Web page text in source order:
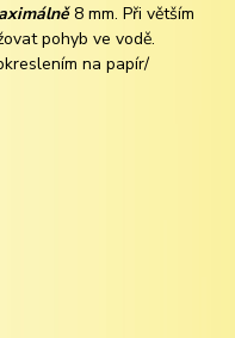
8 mm. Při větším
pohyb ve vodě.
na papír/